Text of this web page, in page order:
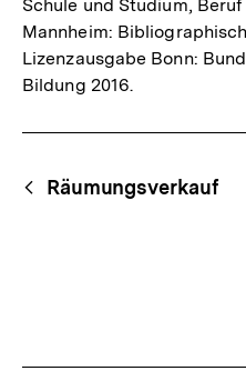
Schule und Studium,
Mannheim:
Lizenzausgabe Bonn:
Bildung 2016.
Content-
Navigation
Räumungsverkauf